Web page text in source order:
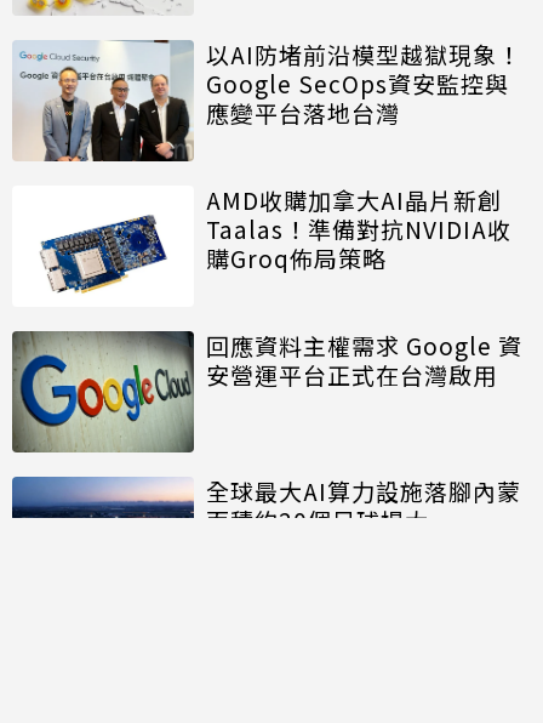
以AI防堵前沿模型越獄現象！
Google SecOps資安監控與
應變平台落地台灣
AMD收購加拿大AI晶片新創
Taalas！準備對抗NVIDIA收
購Groq佈局策略
回應資料主權需求 Google 資
安營運平台正式在台灣啟用
全球最大AI算力設施落腳內蒙
面積約20個足球場大